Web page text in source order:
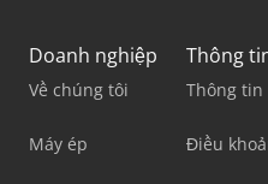
Doanh nghiệp
Về chúng tôi
Máy ép
Thông
Thông
Điều